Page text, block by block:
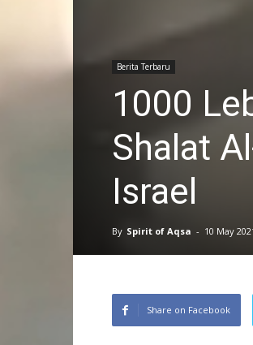
Berita Terbaru
1000
Shalat
Israel
By Spirit of Aqsa - 10 May
Share on Facebook